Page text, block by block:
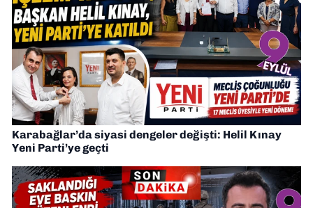
Karabağlar’da siyasi dengeler değişti: Helil Kınay
Yeni Parti’ye geçti